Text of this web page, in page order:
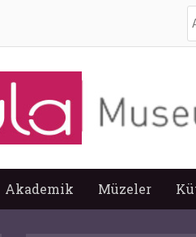
Akademik Müzeler